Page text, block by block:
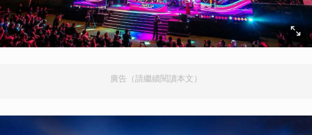
廣告（請繼續閱讀本文）